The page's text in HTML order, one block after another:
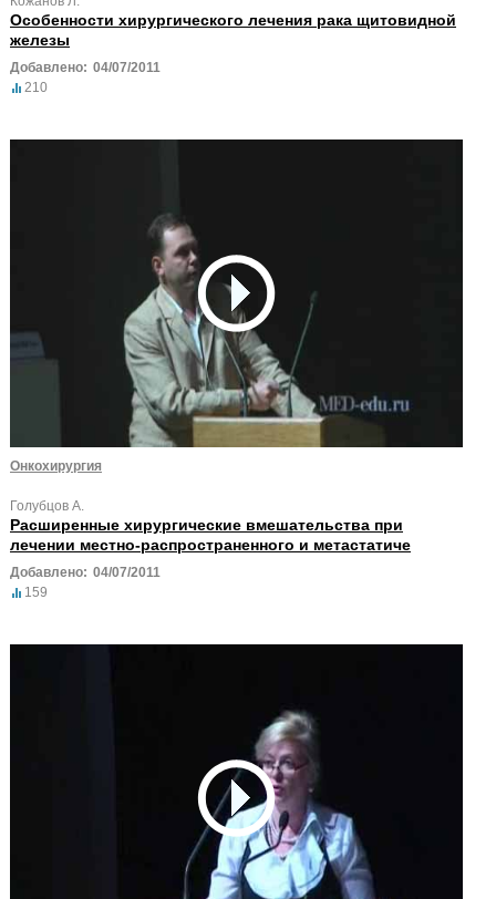
Особенности хирургического лечения рака щитовидной
железы
Добавлено: 04/07/2011
210
Онкохирургия
Голубцов А.
Расширенные хирургические вмешательства при
лечении местно-распространенного и метастатиче
Добавлено: 04/07/2011
159